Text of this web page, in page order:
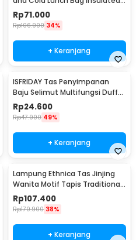
Backpack - YY29
Rp71.000
Rp106.900 34%
+ Keranjang
ISFRIDAY Tas Penyimpanan
Baju Selimut Multifungsi Duffel
Organizer Bag Barcode - IF45
Rp24.600
Rp47.900 49%
+ Keranjang
Lampung Ethnica Tas Jinjing
Wanita Motif Tapis Traditional
Handbag - LE2
Rp107.400
Rp170.900 38%
+ Keranjang